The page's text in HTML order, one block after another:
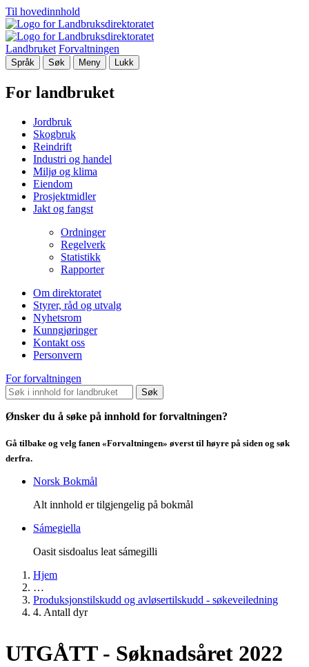
Til hovedinnhold
Landbruket Forvaltningen
Språk Søk Meny Lukk
For landbruket
Jordbruk
Skogbruk
Reindrift
Industri og handel
Miljø og klima
Eiendom
Prosjektmidler
Jakt og fangst
Ordninger
Regelverk
Statistikk
Rapporter
Om direktoratet
Styrer, råd og utvalg
Nyhetsrom
Kunngjøringer
Kontakt oss
Personvern
For forvaltningen
Søk
Ønsker du å søke på innhold for forvaltningen?
Gå tilbake og velg fanen «Forvaltningen» øverst til høyre på siden og søk
derfra.
Norsk Bokmål
Alt innhold er tilgjengelig på bokmål
Sámegiella
Oasit sisdoalus leat sámegilli
Hjem
…
Produksjonstilskudd og avløsertilskudd - søkeveiledning
4. Antall dyr
UTGÅTT - Søknadsåret 2022